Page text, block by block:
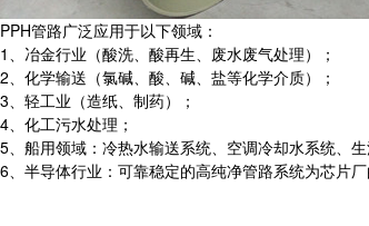
PPH管路广泛应用于以下领域：
1、冶金行业（酸洗、酸再生、废水废气处理）；
2、化学输送（氯碱、酸、碱、盐等化学介质）；
3、轻工业（造纸、制药）；
4、化工污水处理；
5、船用领域：冷热水输送系统、空调冷却水系统、
6、半导体行业：可靠稳定的高纯净管路系统为芯片